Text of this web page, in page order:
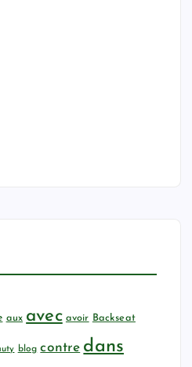
aux avec avoir Backseat
blog contre dans